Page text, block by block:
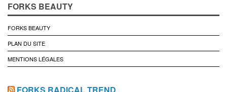
FORKS BEAUTY
FORKS BEAUTY
PLAN DU SITE
MENTIONS LÉGALES